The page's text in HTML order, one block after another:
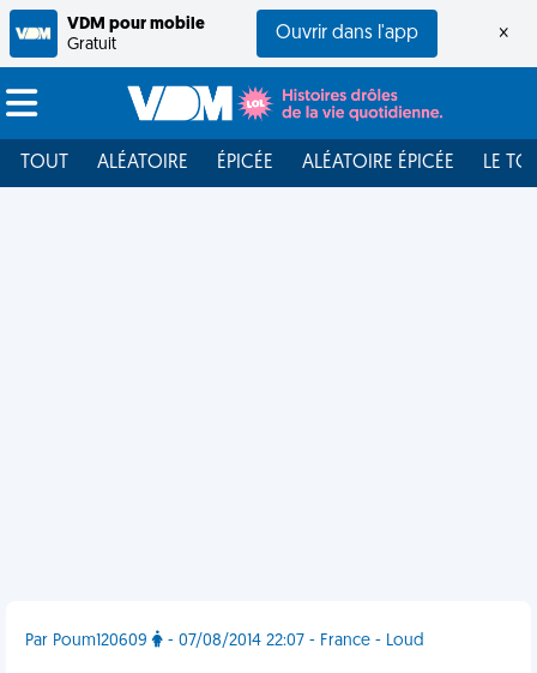
VDM pour mobile
Gratuit
Ouvrir dans l'app ×
TOUT ALÉATOIRE ÉPICÉE ALÉATOIRE ÉPICÉE LE
Par Poum120609 - 07/08/2014 22:07 - France - Loud